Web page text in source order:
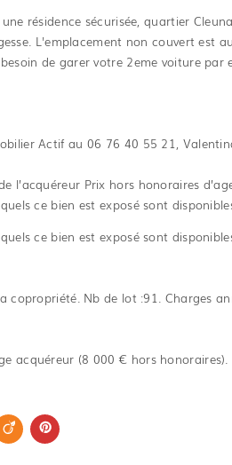
résidence sécurisée, quartier
L'emplacement non couvert est
de garer votre 2eme voiture
Actif au 06 76 40 55 21,
l’acquéreur Prix hors honoraires
ce bien est exposé sont
ce bien est exposé sont
copropriété. Nb de lot :91. Charges
acquéreur (8 000 € hors honoraires).